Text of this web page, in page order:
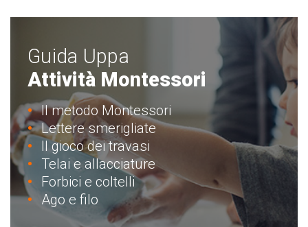
Guida Uppa
Attività Montessori
Il metodo Montessori
Lettere smerigliate
Il gioco dei travasi
Telai e allacciature
Forbici e coltelli
Ago e filo